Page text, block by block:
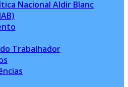
Nacional Aldir Blanc
Trabalhador